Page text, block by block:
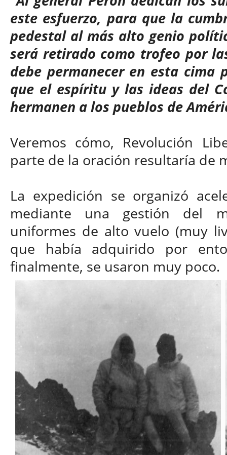
este esfuerzo, para que la
pedestal al más alto genio
será retirado como trofeo por
debe permanecer en esta cima
que el espíritu y las ideas del
hermanen a los pueblos de
Veremos cómo, Revolución
parte de la oración resultaría de
La expedición se organizó
mediante una gestión del
uniformes de alto vuelo (muy
que había adquirido por
finalmente, se usaron muy poco.